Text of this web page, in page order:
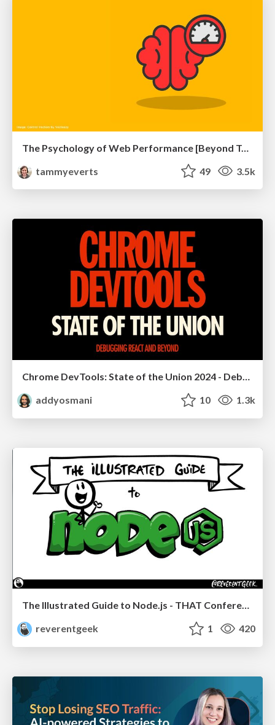
The Psychology of Web Performance [Beyond Tellerrand 2023]
tammyeverts
49 3.5k
Chrome DevTools: State of the Union 2024 - Debugging React & Beyond
addyosmani
10 1.3k
The Illustrated Guide to Node.js - THAT Conference 2024
reverentgeek
1 420